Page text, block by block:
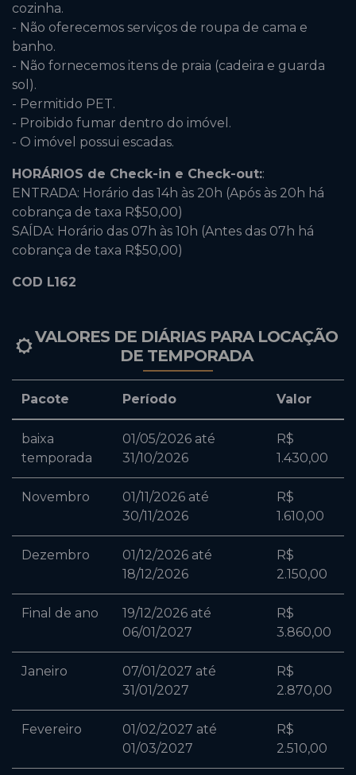
cozinha.
- Não oferecemos serviços de roupa de cama e
banho.
- Não fornecemos itens de praia (cadeira e guarda
sol).
- Permitido PET.
- Proibido fumar dentro do imóvel.
- O imóvel possui escadas.
HORÁRIOS de Check-in e Check-out::
ENTRADA: Horário das 14h às 20h (Após às 20h há
cobrança de taxa R$50,00)
SAÍDA: Horário das 07h às 10h (Antes das 07h há
cobrança de taxa R$50,00)
COD L162
VALORES DE DIÁRIAS PARA LOCAÇÃO
DE TEMPORADA
Pacote Período Valor
baixa
temporada
01/05/2026 até
31/10/2026
R$
1.430,00
Novembro
01/11/2026 até
30/11/2026
R$
1.610,00
Dezembro
01/12/2026 até
18/12/2026
R$
2.150,00
Final de ano
19/12/2026 até
06/01/2027
R$
3.860,00
Janeiro
07/01/2027 até
31/01/2027
R$
2.870,00
Fevereiro
01/02/2027 até
01/03/2027
R$
2.510,00